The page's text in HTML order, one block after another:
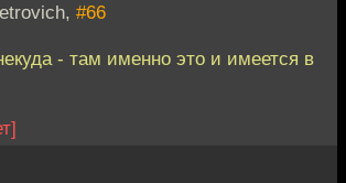
#66
- там именно это и имеется в